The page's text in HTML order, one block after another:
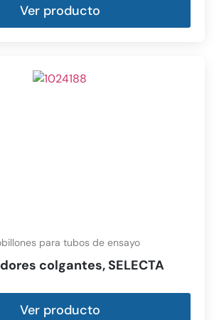
Ver producto
para tubos de ensayo
colgantes, SELECTA
Ver producto